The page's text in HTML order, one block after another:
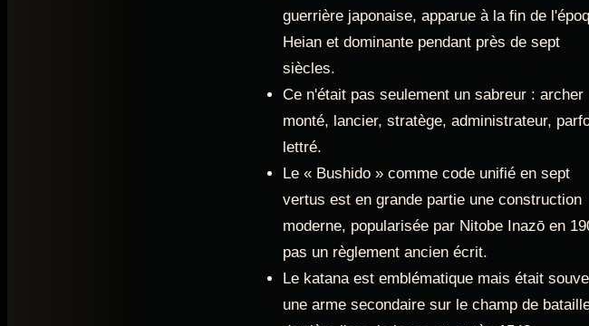
guerrière japonaise, apparue à la fin de
Heian et dominante pendant près de sept
siècles.
Ce n'était pas seulement un sabreur : archer
monté, lancier, stratège, administrateur,
lettré.
Le « Bushido » comme code unifié en sept
vertus est en grande partie une construction
moderne, popularisée par Nitobe Inazō en
pas un règlement ancien écrit.
Le katana est emblématique mais était
une arme secondaire sur le champ de